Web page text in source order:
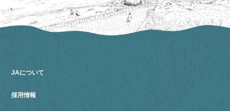
JAについて
採用情報